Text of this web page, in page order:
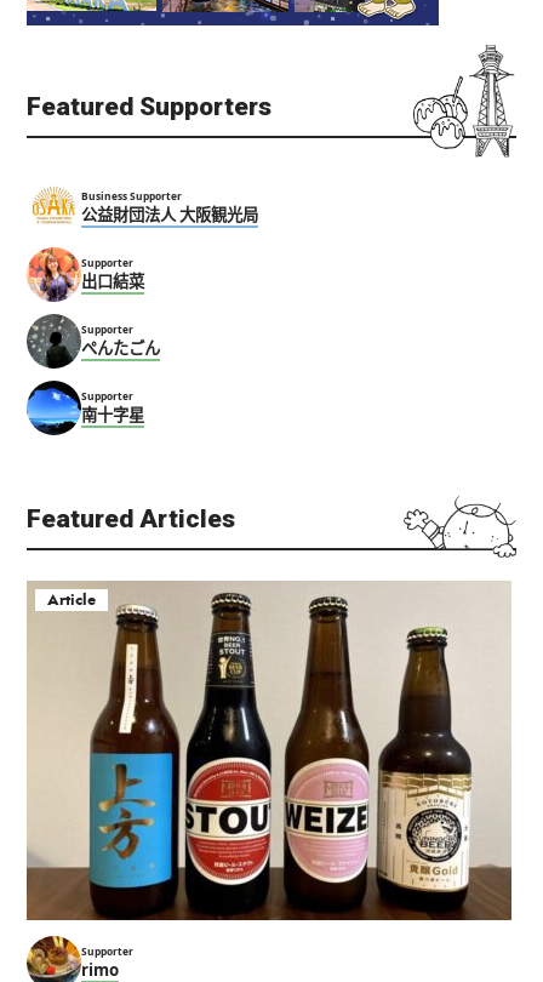
Featured Supporters
Business Supporter
公益財団法人 大阪観光局
Supporter
出口結菜
Supporter
ぺんたごん
Supporter
南十字星
Featured Articles
Article
Supporter
rimo